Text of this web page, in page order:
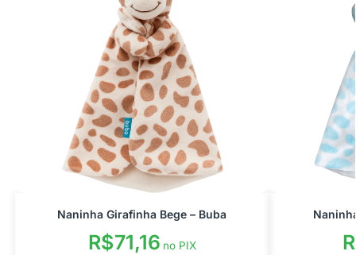
Naninha Girafinha Bege – Buba
R$71,16no PIX